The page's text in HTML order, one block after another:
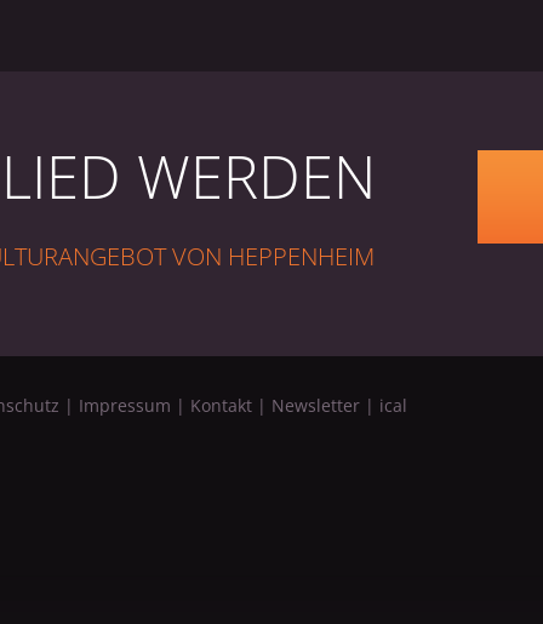
WERDEN
VON HEPPENHEIM
| Impressum | Kontakt | Newsletter | ical